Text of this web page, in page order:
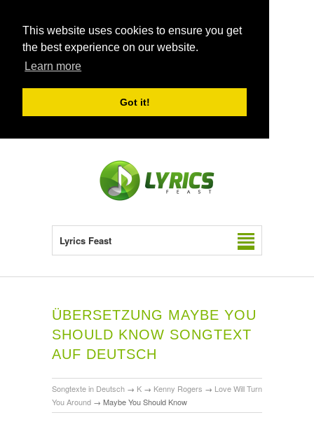
This website uses cookies to ensure you get
the best experience on our website.
Learn more
Got it!
Lyrics Feast
ÜBERSETZUNG MAYBE YOU
SHOULD KNOW SONGTEXT
AUF DEUTSCH
Songtexte in Deutsch → K → Kenny Rogers → Love Will Turn
You Around → Maybe You Should Know